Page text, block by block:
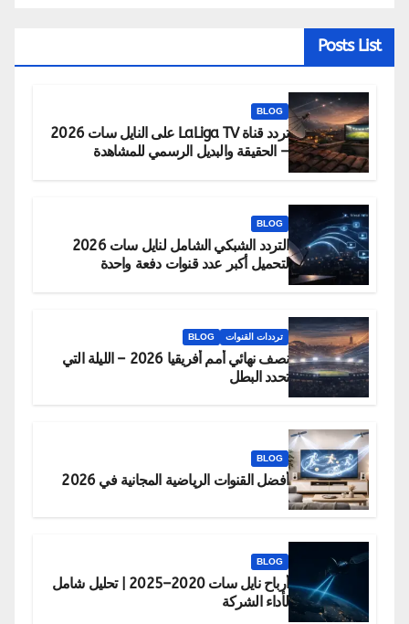
Posts List
BLOG
تردد قناة LaLiga TV على النايل سات 2026
– الحقيقة والبديل الرسمي للمشاهدة
BLOG
التردد الشبكي الشامل لنايل سات 2026
لتحميل أكبر عدد قنوات دفعة واحدة
ترددات القنوات BLOG
نصف نهائي أمم أفريقيا 2026 – الليلة التي
تحدد البطل
BLOG
أفضل القنوات الرياضية المجانية في 2026
BLOG
أرباح نايل سات 2020–2025 | تحليل شامل
لأداء الشركة